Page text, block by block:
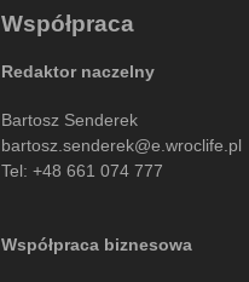
Współpraca
Redaktor naczelny
Bartosz Senderek
bartosz.senderek@e.wroclife.pl
Tel: +48 661 074 777
Współpraca biznesowa